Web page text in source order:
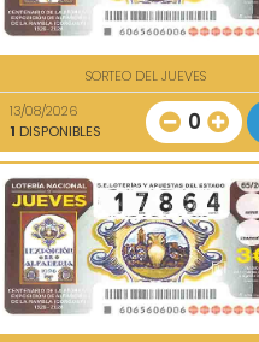
SORTEO DEL JUEVES
13/08/2026
1 DISPONIBLES 0